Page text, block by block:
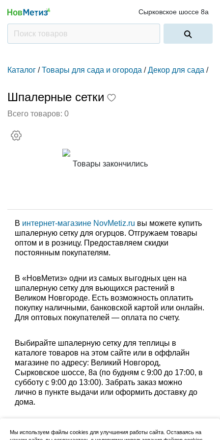
Сырковское шоссе 8а
Каталог / Товары для сада и огорода / Декор для сада /
Шпалерные сетки
Всего товаров: 0
Товары закончились
В интернет-магазине NovMetiz.ru вы можете купить
шпалерную сетку для огурцов. Отгружаем товары
оптом и в розницу. Предоставляем скидки
постоянным покупателям.
В «НовМетиз» одни из самых выгодных цен на
шпалерную сетку для вьющихся растений в
Великом Новгороде. Есть возможность оплатить
покупку наличными, банковской картой или онлайн.
Для оптовых покупателей — оплата по счету.
Выбирайте шпалерную сетку для теплицы в
каталоге товаров на этом сайте или в оффлайн
магазине по адресу: Великий Новгород,
Сырковское шоссе, 8а (по будням с 9:00 до 17:00, в
субботу с 9:00 до 13:00). Забрать заказ можно
лично в пункте выдачи или оформить доставку до
дома.
Мы используем файлы cookies для улучшения работы сайта. Оставаясь на